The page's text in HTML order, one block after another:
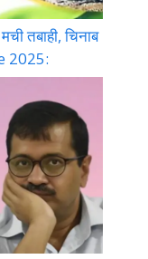
तबाही, चिनाब
2025: